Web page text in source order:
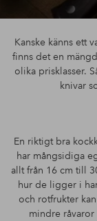
Kanske känns ett
finns det en
olika prisklasser.
knivar
En riktigt bra
har mångsidiga
allt från 16 cm till
hur de ligger i
och rotfrukter
mindre